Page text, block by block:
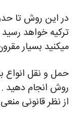
ترکیه خواهد
میکنید بسیار
حمل و نقل انواع
روش انجام دهید .
از نظر قانونی